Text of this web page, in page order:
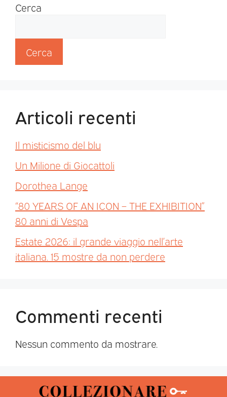
Cerca
Cerca
Articoli recenti
Il misticismo del blu
Un Milione di Giocattoli
Dorothea Lange
“80 YEARS OF AN ICON – THE EXHIBITION”
80 anni di Vespa
Estate 2026: il grande viaggio nell’arte
italiana. 15 mostre da non perdere
Commenti recenti
Nessun commento da mostrare.